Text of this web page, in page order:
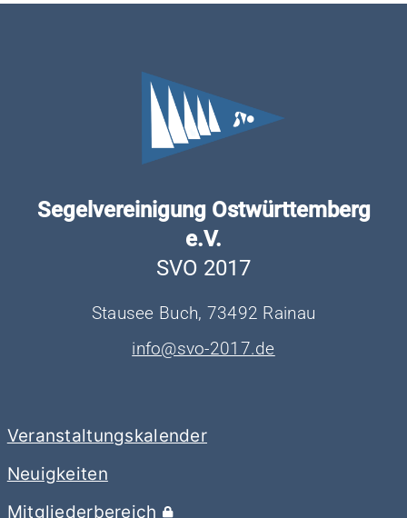
Veranstaltungskalender
Neuigkeiten
Mitgliederbereich
Segelvereinigung Ostwürttemberg
e.V.
SVO 2017
Stausee Buch, 73492 Rainau
info@svo-2017.de